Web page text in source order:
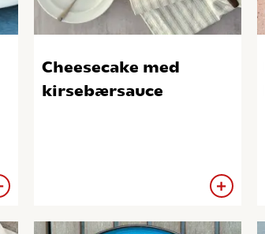
Cheesecake med
kirsebærsauce